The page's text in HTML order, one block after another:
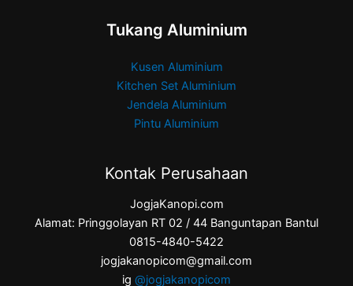
Tukang Aluminium
Kusen Aluminium
Kitchen Set Aluminium
Jendela Aluminium
Pintu Aluminium
Kontak Perusahaan
JogjaKanopi.com
Alamat: Pringgolayan RT 02 / 44 Banguntapan Bantul
0815-4840-5422
jogjakanopicom@gmail.com
ig @jogjakanopicom